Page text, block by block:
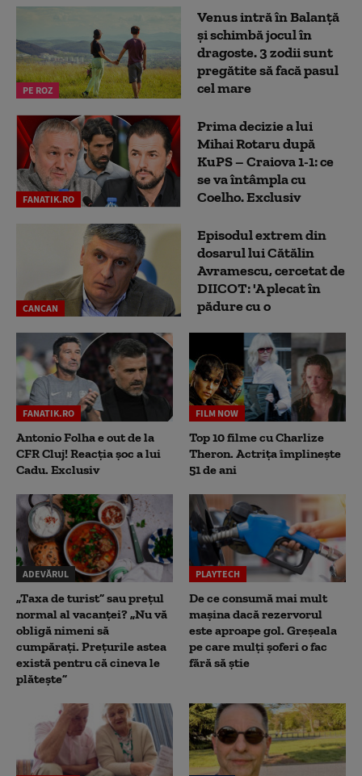
PE ROZ
Venus intră în Balanță
și schimbă jocul în
dragoste. 3 zodii sunt
pregătite să facă pasul
cel mare
FANATIK.RO
Prima decizie a lui
Mihai Rotaru după
KuPS – Craiova 1-1: ce
se va întâmpla cu
Coelho. Exclusiv
CANCAN
Episodul extrem din
dosarul lui Cătălin
Avramescu, cercetat de
DIICOT: 'A plecat în
pădure cu o
FANATIK.RO
Antonio Folha e out de la
CFR Cluj! Reacția șoc a lui
Cadu. Exclusiv
FILM NOW
Top 10 filme cu Charlize
Theron. Actrița împlinește
51 de ani
ADEVĂRUL
„Taxa de turist” sau prețul
normal al vacanței? „Nu vă
obligă nimeni să
cumpărați. Prețurile astea
există pentru că cineva le
plătește”
PLAYTECH
De ce consumă mai mult
mașina dacă rezervorul
este aproape gol. Greșeala
pe care mulți șoferi o fac
fără să știe